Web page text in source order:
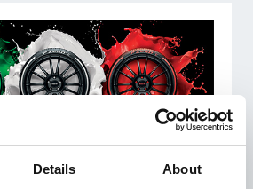
Details About